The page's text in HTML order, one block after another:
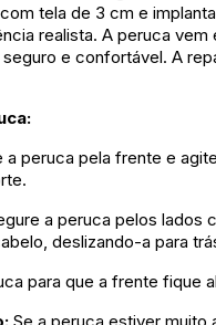
tela de 3 cm e
realista. A peruca
e confortável. A
a peruca pela frente e
a peruca pelos lados
deslizando-a para
para que a frente fique